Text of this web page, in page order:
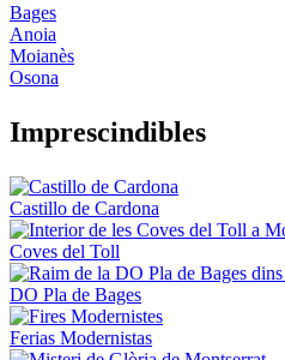
Bages
Anoia
Moianès
Osona
Imprescindibles
Castillo de Cardona
Coves del Toll
DO Pla de Bages
Ferias Modernistas